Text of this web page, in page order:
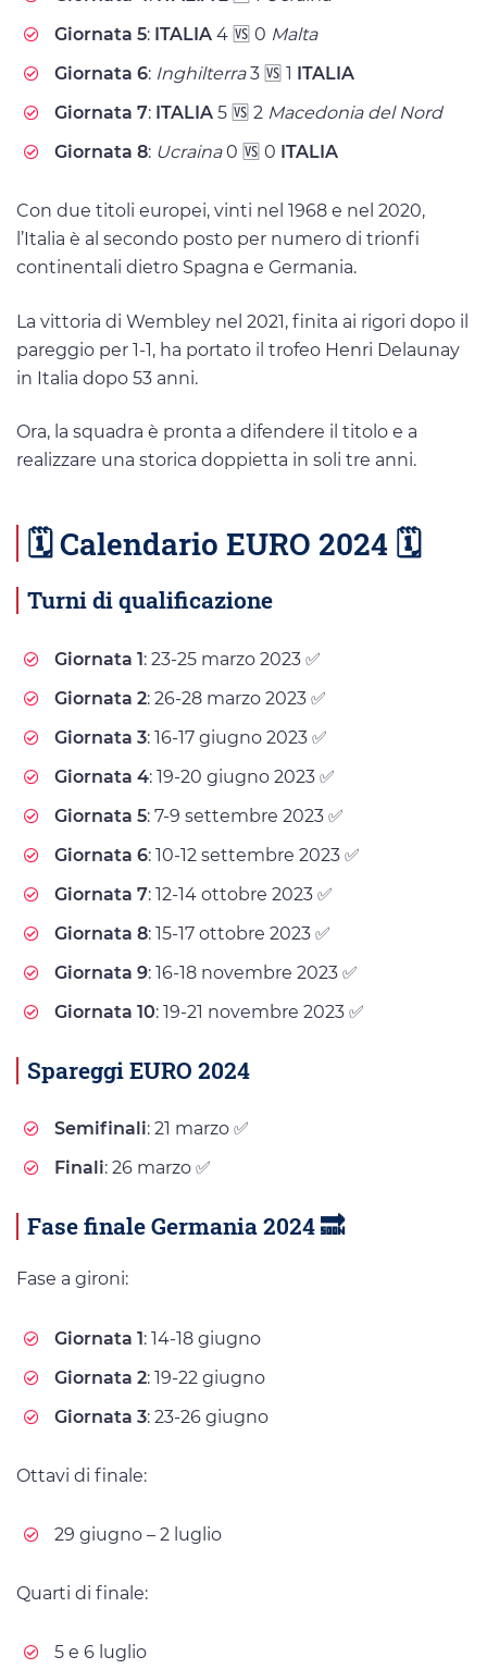
Giornata 5: ITALIA 4 🆚 0 Malta
Giornata 6: Inghilterra3 🆚 1
ITALIA
Giornata 7: ITALIA 5 🆚 2 Macedonia del Nord
Giornata 8: Ucraina0 🆚 0 ITALIA
Con due titoli europei, vinti nel 1968 e nel 2020,
l’Italia è al secondo posto per numero di trionfi
continentali dietro Spagna e Germania.
La vittoria di Wembley nel 2021, finita ai rigori dopo il
pareggio per 1-1, ha portato il trofeo Henri Delaunay
in Italia dopo 53 anni.
Ora, la squadra è pronta a difendere il titolo e a
realizzare una storica doppietta in soli tre anni.
🗓️ Calendario EURO 2024 🗓️
Turni di qualificazione
Giornata 1: 23-25 marzo 2023 ✅
Giornata 2: 26-28 marzo 2023 ✅
Giornata 3: 16-17 giugno 2023 ✅
Giornata 4: 19-20 giugno 2023 ✅
Giornata 5: 7-9 settembre 2023 ✅
Giornata 6: 10-12 settembre 2023 ✅
Giornata 7: 12-14 ottobre 2023 ✅
Giornata 8: 15-17 ottobre 2023 ✅
Giornata 9: 16-18 novembre 2023 ✅
Giornata 10: 19-21 novembre 2023 ✅
Spareggi EURO 2024
Semifinali: 21 marzo ✅
Finali: 26 marzo ✅
Fase finale Germania 2024 🔜
Fase a gironi:
Giornata 1: 14-18 giugno
Giornata 2: 19-22 giugno
Giornata 3: 23-26 giugno
Ottavi di finale:
29 giugno – 2 luglio
Quarti di finale:
5 e 6 luglio